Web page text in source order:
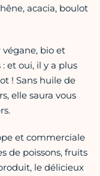
acacia, boulot
bio et
et oui, il y a plus
! Sans huile de
elle saura vous
et commerciale
de poissons, fruits
le délicieux